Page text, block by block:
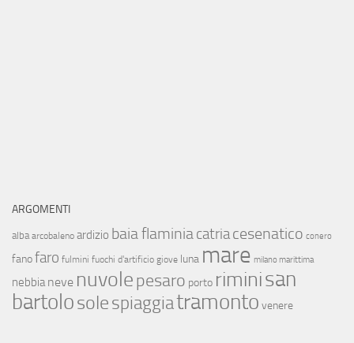
ARGOMENTI
alba arcobaleno ardizio baia flaminia catriacesenatico conero
fanofaro fulmini fuochi d'artificio giove luna mare milano marittima
nebbia neve nuvolepesaro porto riminisan
bartolosolespiaggiatramonto venere